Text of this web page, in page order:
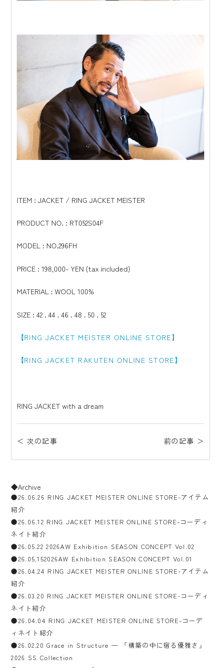
ITEM : JACKET / RING JACKET MEISTER
PRODUCT NO. : RT052S04F
MODEL : NO.296FH
PRICE : 198,000- YEN (tax included)
MATERIAL : WOOL 100%
SIZE : 42 . 44 . 46 . 48 . 50 . 52
【RING JACKET MEISTER ONLINE STORE】
【RING JACKET RAKUTEN ONLINE STORE】
RING JACKET with a dream
＜ 次の記事 前の記事 ＞
◆Archive
●26.06.26 RING JACKET MEISTER ONLINE STORE-アイテム
紹介
●26.06.12 RING JACKET MEISTER ONLINE STORE-コーディ
ネイト紹介
●26.05.22 2026AW Exhibition SEASON CONCEPT Vol.02
●26.05.152026AW Exhibition SEASON CONCEPT Vol.01
●26.04.24 RING JACKET MEISTER ONLINE STORE-アイテム
紹介
●26.03.20 RING JACKET MEISTER ONLINE STORE-コーディ
ネイト紹介
●26.04.04 RING JACKET MEISTER ONLINE STORE-コーデ
ィネイト紹介
●26.02.20 Grace in Structure — 「構築の中に宿る優雅さ」
2026 SS Collection